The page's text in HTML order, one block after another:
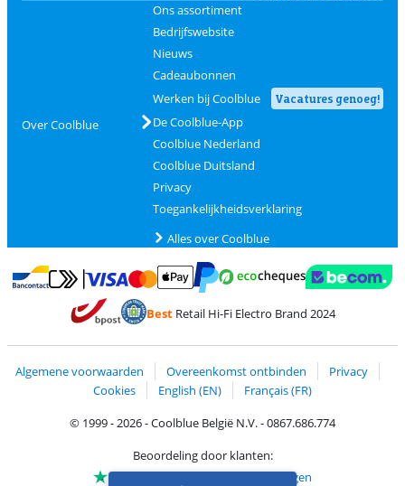
Over Coolblue
Ons assortiment
Bedrijfswebsite
Nieuws
Cadeaubonnen
Werken bij Coolblue
Vacatures genoeg!
De Coolblue-App
Coolblue Nederland
Coolblue Duitsland
Privacy
Toegankelijkheidsverklaring
Alles over Coolblue
Betalen met Bancontact
Betalen met MasterCard en Visa via ClickToPay
Betalen met PayPal
BestRetail Hi-Fi Electro Brand 2024
Algemene voorwaarden Overeenkomst ontbinden
Privacy
Cookies
English (EN)
Français (FR)
© 1999 - 2026 - Coolblue België N.V. - 0867.686.774
Beoordeling door klanten:
Trustpilot 4/5-75.112 beoordelingen